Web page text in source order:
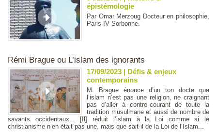
épistémologie
Par Omar Merzoug Docteur en philosophie,
Paris-IV Sorbonne.
Rémi Brague ou L’islam des ignorants
17/09/2023 | Défis & enjeux
contemporains
M. Brague énonce d’un ton docte que
l’islam n’est pas une religion, ne craignant
pas d’aller à contre-courant de toute la
tradition musulmane et aussi de nombre de
savants occidentaux... [Il] réduit l’islam à la Loi comme si le
christianisme n’en était pas une, mais que sait-il de la Loi de l’Islam...